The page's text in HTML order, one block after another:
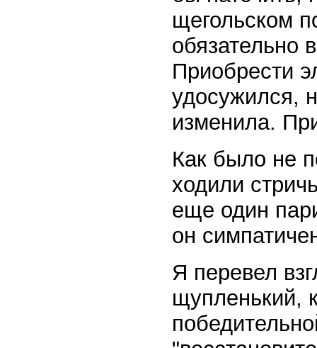
щегольском
обязательно
Приобрести
удосужился,
изменила.
Как было не
ходили
еще один
он
Я перевел
щупленький,